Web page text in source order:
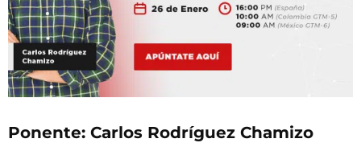
Ponente: Carlos Rodríguez Chamizo